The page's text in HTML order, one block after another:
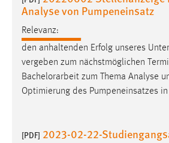
Analyse von Pumpeneinsatz
Relevanz:
den anhaltenden Erfolg unseres
vergeben zum nächstmöglichen
Bachelorarbeit zum Thema Analyse
Optimierung des Pumpeneinsatzes
[PDF] 2023-02-22-
Zweck:
Conversion-Tracking
Cookie Laufzeit:
3 Monate
Facebook Pixel